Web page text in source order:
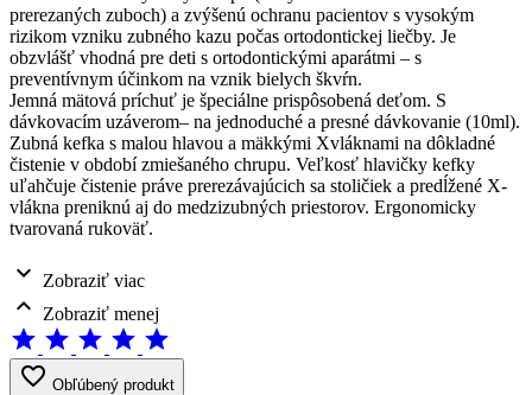
prerezaných zuboch) a zvýšenú ochranu pacientov s vysokým
rizikom vzniku zubného kazu počas ortodontickej liečby. Je
obzvlášť vhodná pre deti s ortodontickými aparátmi – s
preventívnym účinkom na vznik bielych škvŕn.
Jemná mätová príchuť je špeciálne prispôsobená deťom. S
dávkovacím uzáverom– na jednoduché a presné dávkovanie (10ml).
Zubná kefka s malou hlavou a mäkkými X­vláknami na dôkladné
čistenie v období zmiešaného chrupu. Veľkosť hlavičky kefky
uľahčuje čistenie práve prerezávajúcich sa stoličiek a predĺžené X-
vlákna preniknú aj do medzizubných priestorov. Ergonomicky
tvarovaná rukoväť.
expand_more Zobraziť viac
expand_less Zobraziť menej
star star star star star
favorite_border Obľúbený produkt